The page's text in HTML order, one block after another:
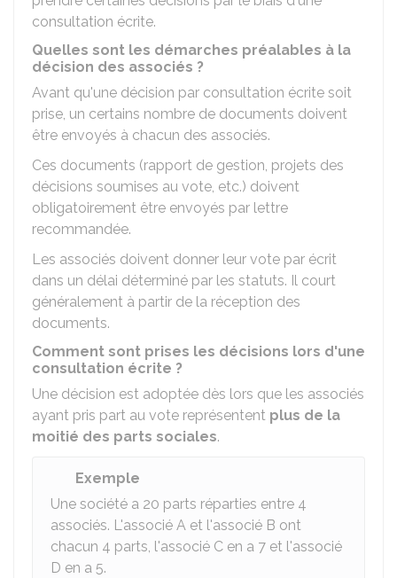
consultation écrite.
Quelles sont les démarches préalables à la
décision des associés ?
Avant qu'une décision par consultation écrite soit
prise, un certains nombre de documents doivent
être envoyés à chacun des associés.
Ces documents (rapport de gestion, projets des
décisions soumises au vote, etc.) doivent
obligatoirement être envoyés par lettre
recommandée.
Les associés doivent donner leur vote par écrit
dans un délai déterminé par les statuts. Il court
généralement à partir de la réception des
documents.
Comment sont prises les décisions lors d'une
consultation écrite ?
Une décision est adoptée dès lors que les associés
ayant pris part au vote représentent plus de la
moitié des parts sociales.
Exemple
Une société a 20 parts réparties entre 4
associés. L'associé A et l'associé B ont
chacun 4 parts, l'associé C en a 7 et l'associé
D en a 5.